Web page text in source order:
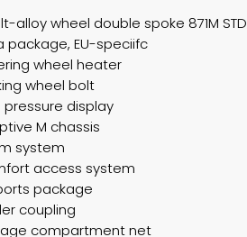
lt-alloy wheel double spoke 871M STD
package, EU-speciifc
wheel heater
wheel bolt
pressure display
M chassis
system
access system
package
coupling
compartment net